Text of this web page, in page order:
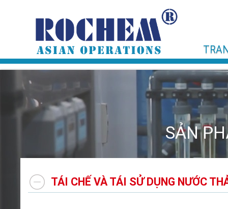
SẢN
TÁI CHẾ VÀ TÁI SỬ DỤNG NƯỚC